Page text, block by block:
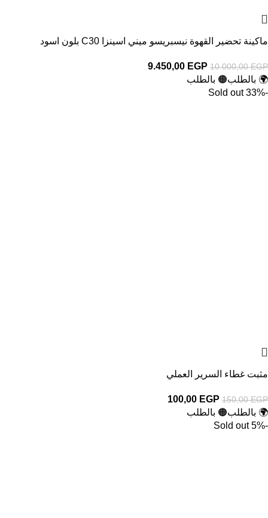
ماكينة تحضير القهوة نيسبريسو ميني اسينزا C30 بلون اسود
10.000,00EGP
9.450,00 EGP
🌍 بالطلب🟠 بالطلب
-33%
Sold out
مثبت غطاء السرير العملي
150,00EGP
100,00 EGP
🌍 بالطلب🟠 بالطلب
-5%
Sold out